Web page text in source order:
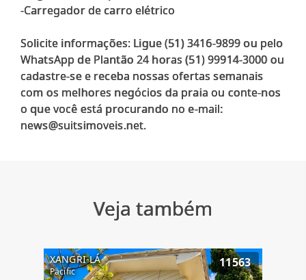
-Carregador de carro elétrico
Solicite informações: Ligue (51) 3416-9899 ou pelo
WhatsApp de Plantão 24 horas (51) 99914-3000 ou
cadastre-se e receba nossas ofertas semanais
com os melhores negócios da praia ou conte-nos
o que você está procurando no e-mail:
Veja também
XANGRI-LÁ
Pacific
11563